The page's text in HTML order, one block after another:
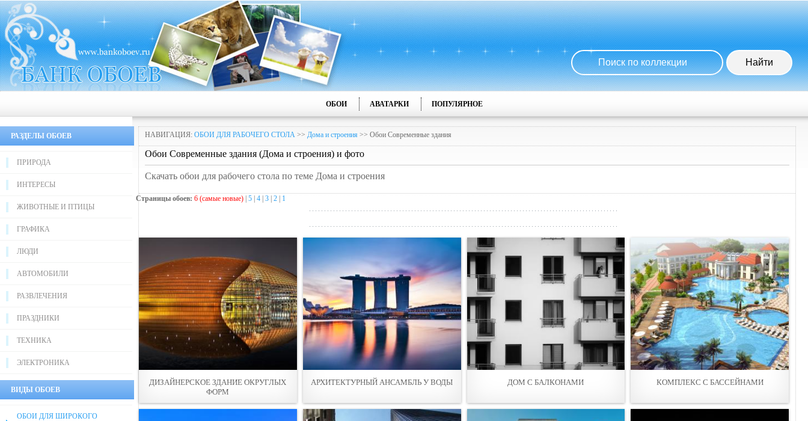
ОБОИ АВАТАРКИ ПОПУЛЯРНОЕ
РАЗДЕЛЫ ОБОЕВ
ПРИРОДА
ИНТЕРЕСЫ
ЖИВОТНЫЕ И ПТИЦЫ
ГРАФИКА
ЛЮДИ
АВТОМОБИЛИ
РАЗВЛЕЧЕНИЯ
ПРАЗДНИКИ
ТЕХНИКА
ЭЛЕКТРОНИКА
ВИДЫ ОБОЕВ
ОБОИ ДЛЯ ШИРОКОГО
НАВИГАЦИЯ: ОБОИ ДЛЯ РАБОЧЕГО СТОЛА >> Дома и строения >> Обои Современные здания
Обои Современные здания (Дома и строения) и фото
Скачать обои для рабочего стола по теме Дома и строения
Страницы обоев: 6 (самые новые) 5 4 3 2 1
ДИЗАЙНЕРСКОЕ ЗДАНИЕ ОКРУГЛЫХ
ФОРМ
АРХИТЕКТУРНЫЙ АНСАМБЛЬ У ВОДЫ ДОМ С БАЛКОНАМИ КОМПЛEКС С БАССЕЙНАМИ